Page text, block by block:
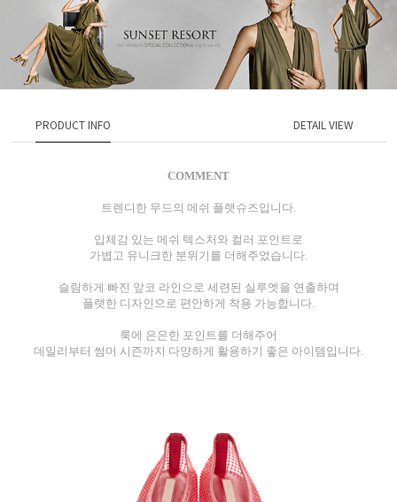
PRODUCT INFO DETAIL VIEW
COMMENT
트렌디한 무드의 메쉬 플랫슈즈입니다.
입체감 있는 메쉬 텍스처와 컬러 포인트로
가볍고 유니크한 분위기를 더해주었습니다.
슬림하게 빠진 앞코 라인으로 세련된 실루엣을 연출하며
플랫한 디자인으로 편안하게 착용 가능합니다.
룩에 은은한 포인트를 더해주어
데일리부터 썸머 시즌까지 다양하게 활용하기 좋은 아이템입니다.